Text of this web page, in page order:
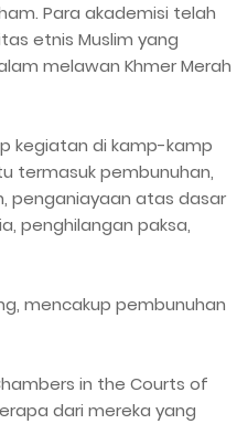
Para akademisi telah
etnis Muslim yang
melawan Khmer Merah
kegiatan di kamp-kamp
termasuk pembunuhan,
penganiayaan atas dasar
penghilangan paksa,
mencakup pembunuhan
in the Courts of
dari mereka yang